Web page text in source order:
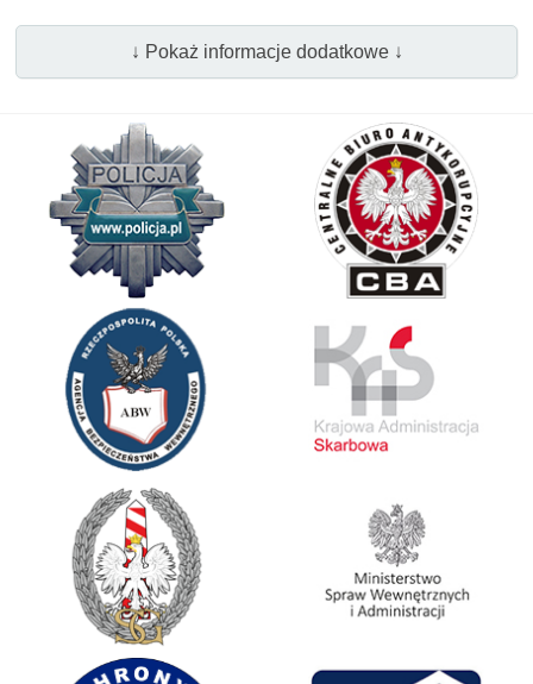
↓ Pokaż informacje dodatkowe ↓